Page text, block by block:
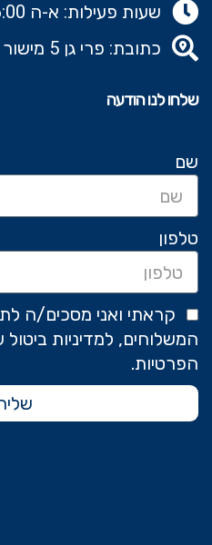
שעות פעילות: א-ה 09:00-16:00
כתובת: פרי גן 5 מישור אדומים
שלחו לנו הודעה
שם
טלפון
קראתי ואני מסכים/ה
המשלוחים, למדיניות
הפרטיות.